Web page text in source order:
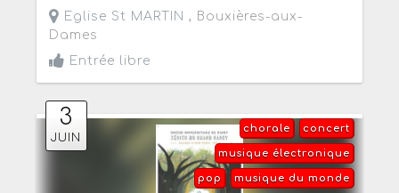
Eglise St MARTIN , Bouxières-aux-
Dames
Entrée libre
3
JUIN
concert
chorale
musique électronique
musique du monde
pop